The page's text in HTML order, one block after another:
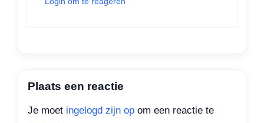
Plaats een reactie
Je moet ingelogd zijn op om een reactie te